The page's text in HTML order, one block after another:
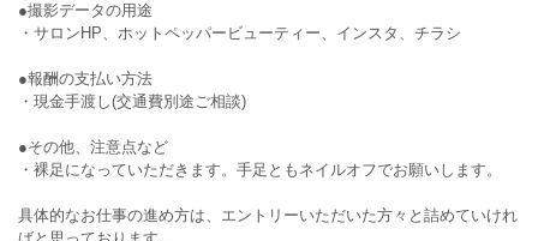
●撮影データの用途
・サロンHP、ホットペッパービューティー、インスタ、チラシ
●報酬の支払い方法
・現金手渡し(交通費別途ご相談)
●その他、注意点など
・裸足になっていただきます。手足ともネイルオフでお願いします。
具体的なお仕事の進め方は、エントリーいただいた方々と詰めていけれ